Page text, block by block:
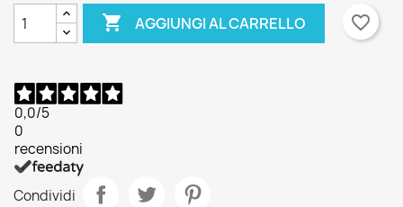
 AGGIUNGI AL CARRELLO favorite_border
0,0/5
0
recensioni
Condividi